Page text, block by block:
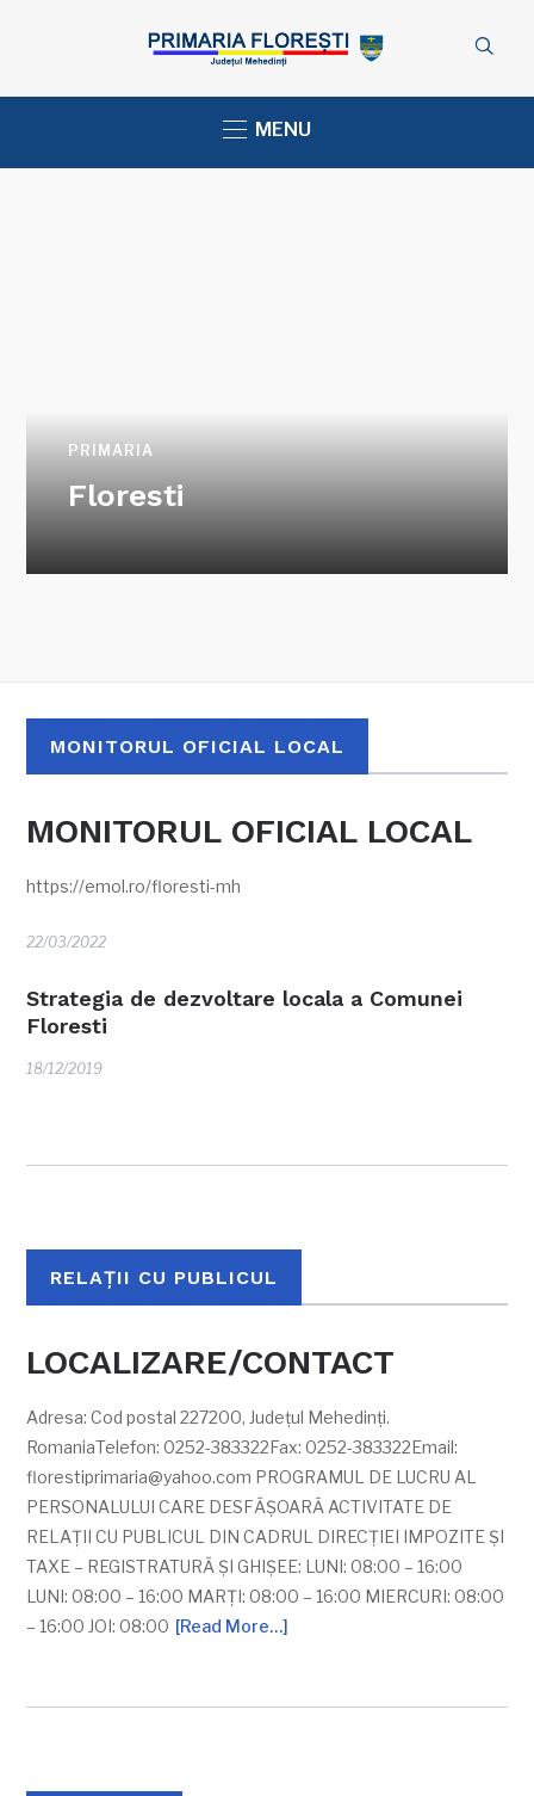
MENU
PRIMARIA
Floresti
MONITORUL OFICIAL LOCAL
MONITORUL OFICIAL LOCAL
https://emol.ro/floresti-mh
22/03/2022
Strategia de dezvoltare locala a Comunei
Floresti
18/12/2019
RELAȚII CU PUBLICUL
LOCALIZARE/CONTACT
Adresa: Cod postal 227200, Județul Mehedinți.
RomaniaTelefon: 0252-383322Fax: 0252-383322Email:
florestiprimaria@yahoo.com PROGRAMUL DE LUCRU AL
PERSONALULUI CARE DESFĂŞOARĂ ACTIVITATE DE
RELAŢII CU PUBLICUL DIN CADRUL DIRECŢIEI IMPOZITE ŞI
TAXE – REGISTRATURĂ ŞI GHIŞEE: LUNI: 08:00 – 16:00
LUNI: 08:00 – 16:00 MARŢI: 08:00 – 16:00 MIERCURI: 08:00
– 16:00 JOI: 08:00 [Read More…]